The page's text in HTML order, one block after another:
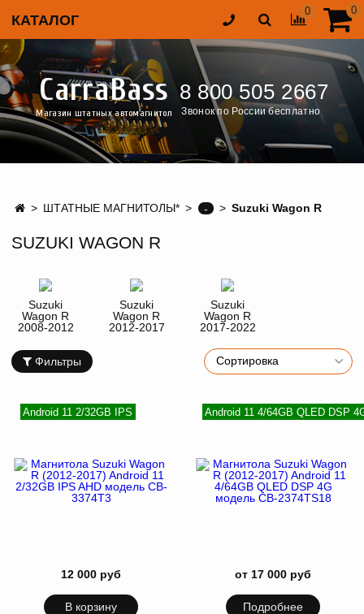
КАТАЛОГ
0 0
CarraBass
Магазин штатных автомагнитол
8 800 505 2667
Звонок по России бесплатно
ШТАТНЫЕ МАГНИТОЛЫ* - Suzuki Wagon R
SUZUKI WAGON R
Suzuki
Wagon R
2008-2012
Suzuki
Wagon R
2012-2017
Suzuki
Wagon R
2017-2022
Фильтры
Android 11 2/32GB IPS
12 000 руб
В корзину
Android 11 4/64GB QLED DSP
от 17 000 руб
Подробнее